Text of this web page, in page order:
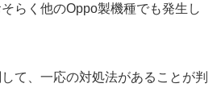
らく他のOppo製機種でも発生し
て、一応の対処法があることが判